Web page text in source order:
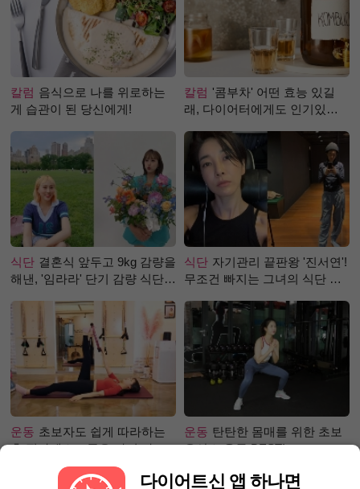
칼럼 음식으로 나를 위로하는
게 습관이 된 당신에게!
칼럼 '콤부차' 어떤 효능 있길
래, 다이어터에게도 인기있는
식단 결혼식 앞두고 9kg 감량을
해낸, '임라라' 단기 감량 식단
식단 자기관리 끝판왕 '진서연'!
무조건 빠지는 그녀의 식단 정
운동 초보자도 쉽게 따라하는
홈 필라테스 – 곧은 다리 라인
운동 탄탄한 몸매를 위한 초보
유산소 운동 BEST!
다이어트신 앱 하나면